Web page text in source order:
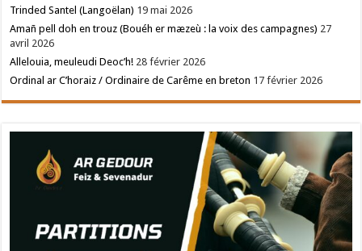
Trinded Santel (Langoëlan) 19 mai 2026
Amañ pell doh en trouz (Bouéh er mæzeù : la voix des campagnes) 27
avril 2026
Allelouia, meuleudi Deoc’h! 28 février 2026
Ordinal ar C’horaiz / Ordinaire de Carême en breton 17 février 2026